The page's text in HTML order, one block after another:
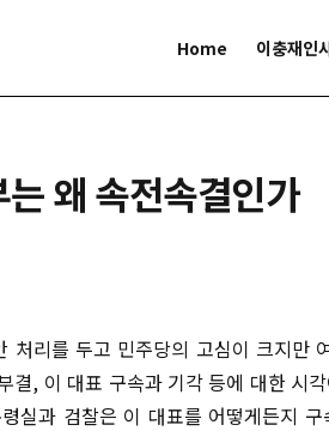
Home 이충재인
왜 속전속결인가
처리를 두고 민주당의 고심이 크지만
결, 이 대표 구속과 기각 등에 대한 시
실과 검찰은 이 대표를 어떻게든지